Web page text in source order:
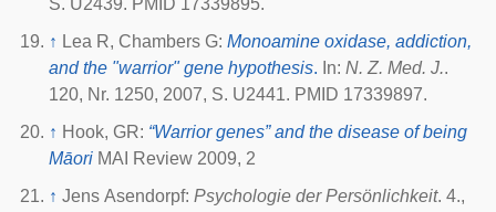
S. U2439. PMID 17339895.
↑ Lea R, Chambers G: Monoamine oxidase, addiction,
and the "warrior" gene hypothesis. In: N. Z. Med. J..
120, Nr. 1250, 2007, S. U2441. PMID 17339897.
↑ Hook, GR: “Warrior genes” and the disease of being
Māori MAI Review 2009, 2
↑ Jens Asendorpf: Psychologie der Persönlichkeit. 4.,